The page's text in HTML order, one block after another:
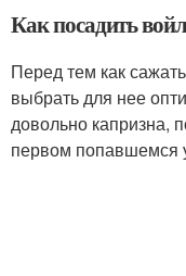
Как посадить
Перед тем как
выбрать для нее
довольно капризна,
первом попавшемся